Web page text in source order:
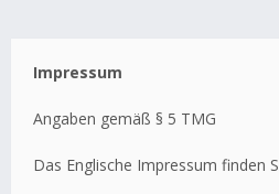
Impressum
Angaben gemäß § 5 TMG
Das Englische Impressum finden